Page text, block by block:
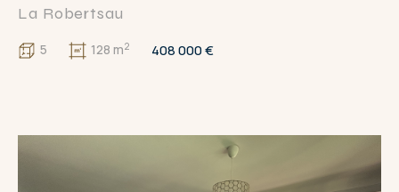
La Robertsau
5 128 m2 408 000 €